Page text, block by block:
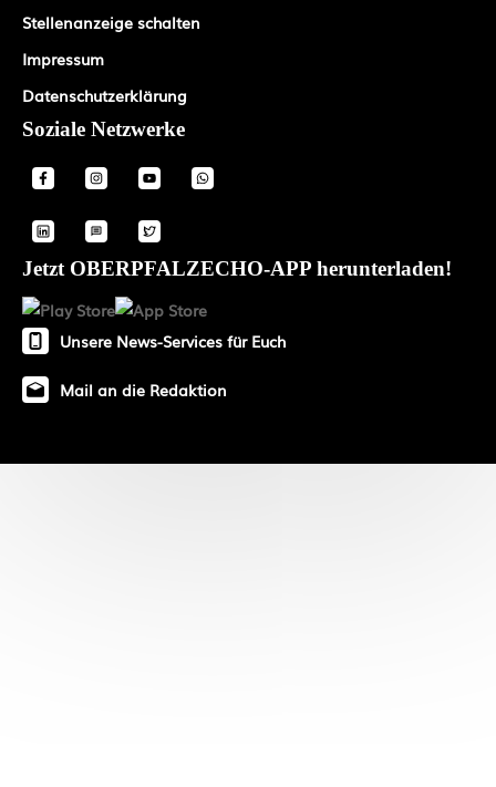
Stellenanzeige schalten
Impressum
Datenschutzerklärung
Soziale Netzwerke
Jetzt OBERPFALZECHO-APP herunterladen!
Unsere News-Services für Euch
Mail an die Redaktion